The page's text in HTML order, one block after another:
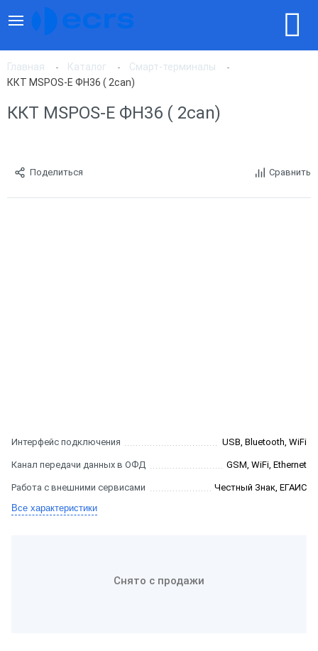
Главная Каталог
Смарт-терминалы
ККТ MSPOS-E ФН36 ( 2can)
ККТ MSPOS-E ФН36 ( 2can)
Поделиться Сравнить
Интерфейс подключения USB, Bluetooth, WiFi
Канал передачи данных в ОФД GSM, WiFi, Ethernet
Работа с внешними сервисами
Честный Знак, ЕГАИС
Все характеристики
Снято с продажи